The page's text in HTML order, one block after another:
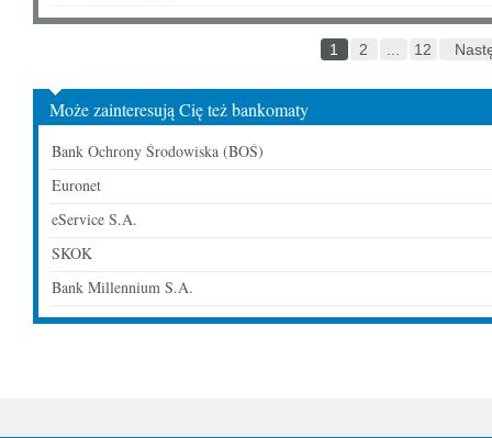
1 2 12
Może zainteresują Cię też bankomaty
Bank Ochrony Środowiska (BOŚ)
Euronet
eService S.A.
SKOK
Bank Millennium S.A.